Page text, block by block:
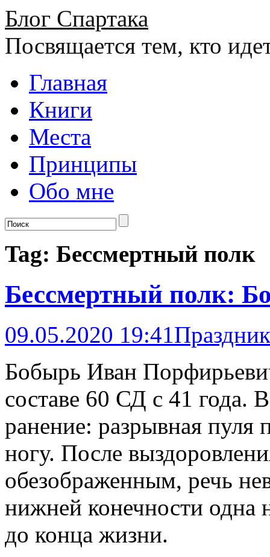
Блог Спартака
Посвящается тем, кто
Главная
Книги
Места
Принципы
Обо мне
Tag: Бессмертный полк
Бессмертный полк:
09.05.2020 19:41
Бобырь Иван
составе 60 СД с 41 года.
ранение: разрывная пуля
ногу. После
обезображенным, речь
нижней конечности одна
до конца жизни.